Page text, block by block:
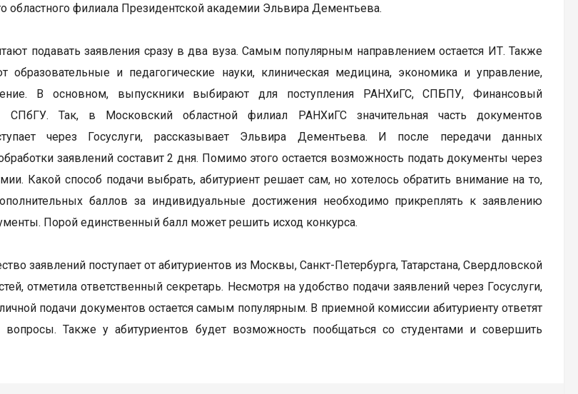
областного филиала Президентской академии Эльвира Дементьева.
подавать заявления сразу в два вуза. Самым популярным направлением остается ИТ. Также
образовательные и педагогические науки, клиническая медицина, экономика и управление,
В основном, выпускники выбирают для поступления РАНХиГС, СПБПУ, Финансовый
СПбГУ. Так, в Московский областной филиал РАНХиГС значительная часть документов
через Госуслуги, рассказывает Эльвира Дементьева. И после передачи данных
заявлений составит 2 дня. Помимо этого остается возможность подать документы через
Какой способ подачи выбрать, абитуриент решает сам, но хотелось обратить внимание на то,
баллов за индивидуальные достижения необходимо прикреплять к заявлению
Порой единственный балл может решить исход конкурса.
заявлений поступает от абитуриентов из Москвы, Санкт-Петербурга, Татарстана, Свердловской
отметила ответственный секретарь. Несмотря на удобство подачи заявлений через Госуслуги,
подачи документов остается самым популярным. В приемной комиссии абитуриенту ответят
Также у абитуриентов будет возможность пообщаться со студентами и совершить